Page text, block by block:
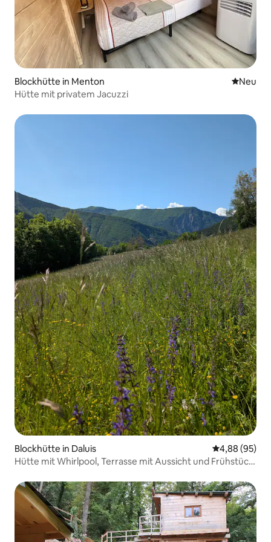
Blockhütte in Menton Neue
Neu
Hütte mit privatem Jacuzzi
Blockhütte in Daluis
4,88 (95)
Hütte mit Whirlpool, Terrasse mit Aussicht und Frühstück